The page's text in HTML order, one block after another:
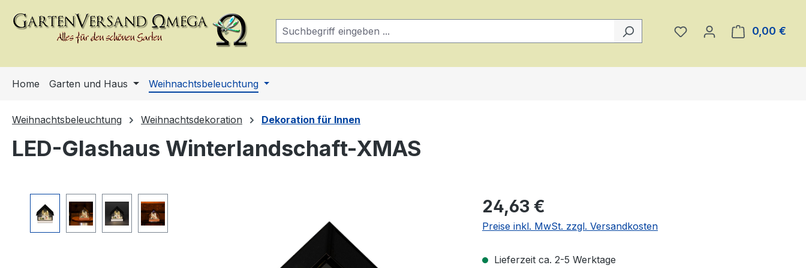
Hauptinhalt springen
Zur Suche springen
Zur Hauptnavigation springen
Du hast 0 Produkte auf
0,00 €
Home Garten und Haus Weihnachtsbeleuchtung
Weihnachtsbeleuchtung Weihnachtsdekoration Dekoration für Innen
LED-Glashaus Winterlandschaft-XMAS
Bildergalerie überspringen Regulärer Preis:
24,63 €
Preise inkl. MwSt. zzgl. Versandkosten
Lieferzeit ca. 2-5 Werktage